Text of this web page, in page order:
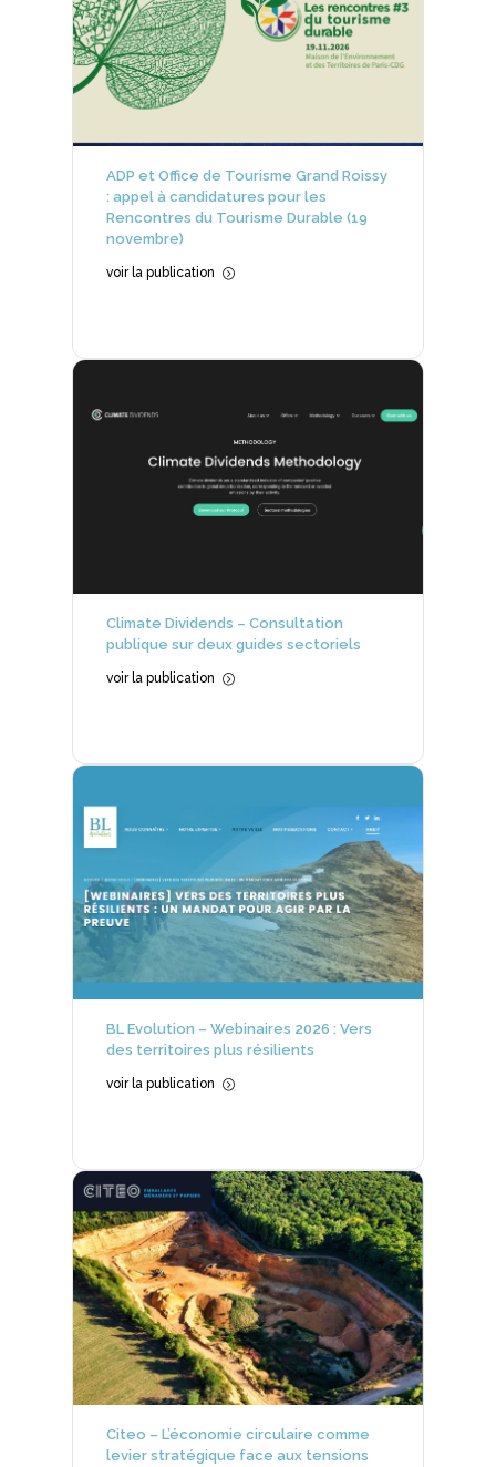
ADP et Office de Tourisme Grand Roissy
: appel à candidatures pour les
Rencontres du Tourisme Durable (19
novembre)
voir la publication =
Climate Dividends – Consultation
publique sur deux guides sectoriels
voir la publication =
BL Evolution – Webinaires 2026 : Vers
des territoires plus résilients
voir la publication =
Citeo – L’économie circulaire comme
levier stratégique face aux tensions